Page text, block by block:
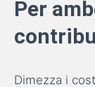
Per
Dimezza i